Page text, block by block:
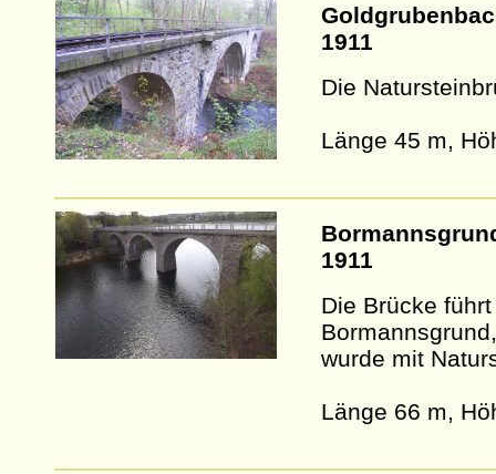
1911
Die
Länge 45 m,
1911
Die Brücke
wurde mit
Länge 66 m,